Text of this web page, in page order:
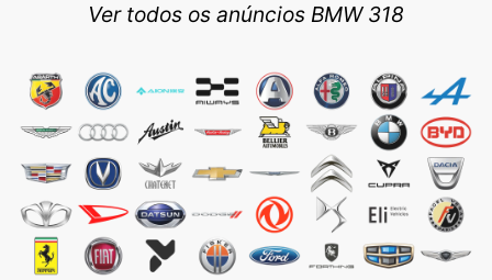
Ver todos os anúncios BMW 318